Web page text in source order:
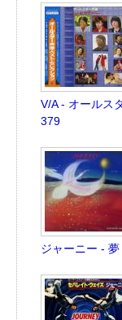
V/A - オールス
379
ジャーニー -